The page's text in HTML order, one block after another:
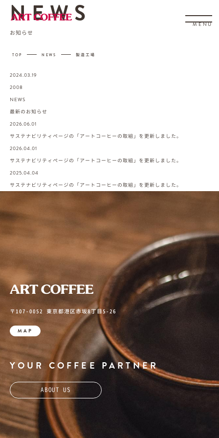
MENU
NEWS
お知らせ
TOP -
NEWS -
製造工場
2024.03.19
2008
NEWS
最新のお知らせ
2026.06.01
サステナビリティページの「アートコーヒーの取組」を更新しました。
2026.04.01
サステナビリティページの「アートコーヒーの取組」を更新しました。
2025.04.04
サステナビリティページの「アートコーヒーの取組」を更新しました。
〒107-0052 東京都港区赤坂8丁目5-26
MAP
YOUR COFFEE PARTNER
ABOUT US